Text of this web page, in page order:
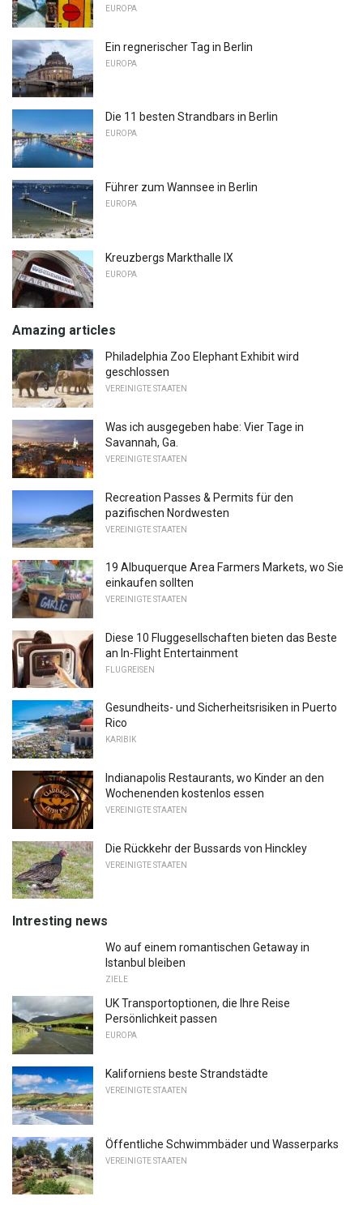
EUROPA
Ein regnerischer Tag in Berlin
EUROPA
Die 11 besten Strandbars in Berlin
EUROPA
Führer zum Wannsee in Berlin
EUROPA
Kreuzbergs Markthalle IX
EUROPA
Amazing articles
Philadelphia Zoo Elephant Exhibit wird
geschlossen
VEREINIGTE STAATEN
Was ich ausgegeben habe: Vier Tage in
Savannah, Ga.
VEREINIGTE STAATEN
Recreation Passes & Permits für den
pazifischen Nordwesten
VEREINIGTE STAATEN
19 Albuquerque Area Farmers Markets, wo Sie
einkaufen sollten
VEREINIGTE STAATEN
Diese 10 Fluggesellschaften bieten das Beste
an In-Flight Entertainment
FLUGREISEN
Gesundheits- und Sicherheitsrisiken in Puerto
Rico
KARIBIK
Indianapolis Restaurants, wo Kinder an den
Wochenenden kostenlos essen
VEREINIGTE STAATEN
Die Rückkehr der Bussards von Hinckley
VEREINIGTE STAATEN
Intresting news
Wo auf einem romantischen Getaway in
Istanbul bleiben
ZIELE
UK Transportoptionen, die Ihre Reise
Persönlichkeit passen
EUROPA
Kaliforniens beste Strandstädte
VEREINIGTE STAATEN
Öffentliche Schwimmbäder und Wasserparks
VEREINIGTE STAATEN